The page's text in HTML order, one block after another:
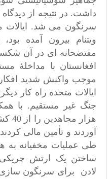
داشت. در نتیجه از دیدگاه
سرنگون می شد. ایالات
ویتنام بیرون آمده
مفتضحانه ای در آن
افغانستان با مداخلۀ
موجب واکنش شدید
ایالات متحده راه کار
آوردند و تأمین مالی
طی عملیات مخفیانه
ساختن یک ارتش
لادن برای سرنگون